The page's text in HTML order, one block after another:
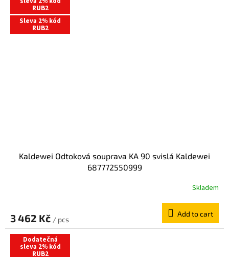
RUB2
Sleva 2% kód
RUB2
Kaldewei Odtoková souprava KA 90 svislá Kaldewei
687772550999
Skladem
3 462 Kč / pcs
Add to cart
Dodatečná
sleva 2% kód
RUB2